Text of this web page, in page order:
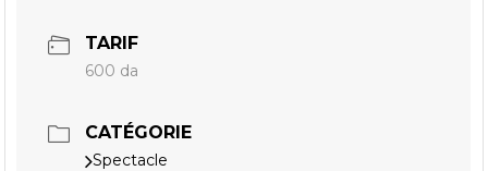
TARIF
600 da
CATÉGORIE
Spectacle